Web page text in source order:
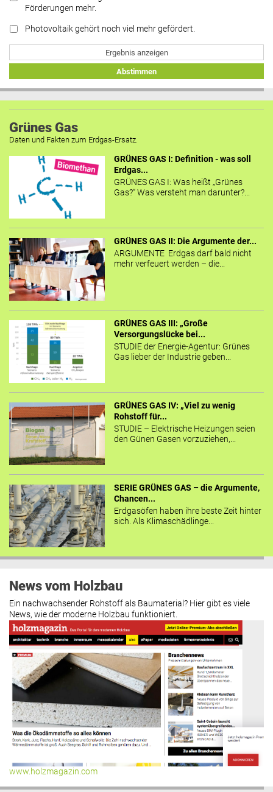
Förderungen mehr.
Photovoltaik gehört noch viel mehr gefördert.
Ergebnis anzeigen
Abstimmen
Grünes Gas
Daten und Fakten zum Erdgas-Ersatz.
GRÜNES GAS I: Definition - was soll
Erdgas...
GRÜNES GAS I: Was heißt „Grünes
Gas?“ Was versteht man darunter?...
GRÜNES GAS II: Die Argumente der...
ARGUMENTE Erdgas darf bald nicht
mehr verfeuert werden – die...
GRÜNES GAS III: „Große
Versorgungslücke bei...
STUDIE der Energie-Agentur: Grünes
Gas lieber der Industrie geben...
GRÜNES GAS IV: „Viel zu wenig
Rohstoff für...
STUDIE – Elektrische Heizungen seien
den Günen Gasen vorzuziehen,...
SERIE GRÜNES GAS – die Argumente,
Chancen...
Erdgasöfen haben ihre beste Zeit hinter
sich. Als Klimaschädlinge...
News vom Holzbau
Ein nachwachsender Rohstoff als Baumaterial? Hier gibt es viele
News, wie der moderne Holzbau funktioniert.
www.holzmagazin.com